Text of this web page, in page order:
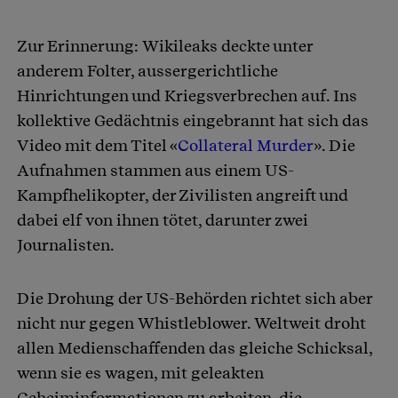
Zur Erinnerung: Wikileaks deckte unter
anderem Folter, aussergerichtliche
Hinrichtungen und Kriegsverbrechen auf. Ins
kollektive Gedächtnis eingebrannt hat sich das
Video mit dem Titel «Collateral Murder». Die
Aufnahmen stammen aus einem US-
Kampfhelikopter, der Zivilisten angreift und
dabei elf von ihnen tötet, darunter zwei
Journalisten.
Die Drohung der US-Behörden richtet sich aber
nicht nur gegen Whistleblower. Weltweit droht
allen Medienschaffenden das gleiche Schicksal,
wenn sie es wagen, mit geleakten